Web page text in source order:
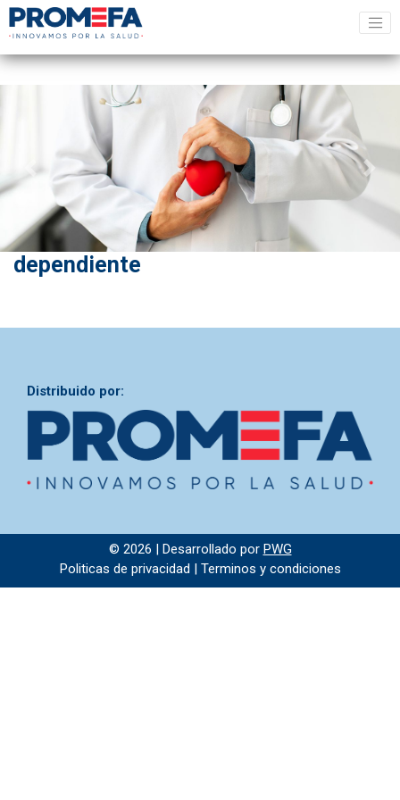
Previous Next
dependiente
Distribuido por:
© 2026 | Desarrollado por PWG
Politicas de privacidad | Terminos y condiciones